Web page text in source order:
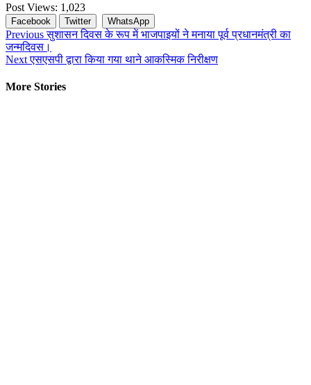
Post Views: 1,023
Facebook Twitter WhatsApp
Continue
Reading
Previousसुशासन दिवस के रूप में भाजपाइयों ने मनाया पूर्व प्रधानमंत्री का
जन्मदिवस।
Nextएसएसपी द्वारा किया गया थाने आकस्मिक निरीक्षण
More Stories